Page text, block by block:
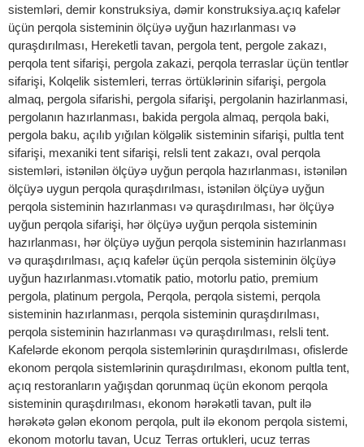
sistemləri, demir konstruksiya, dəmir konstruksiya.açıq kafelər
üçün perqola sisteminin ölçüyə uyğun hazırlanması və
quraşdırılması, Hereketli tavan, pergola tent, pergole zakazı,
perqola tent sifarişi, pergola zakazi, perqola terraslar üçün tentlər
sifarişi, Kolqelik sistemleri, terras örtüklərinin sifarişi, pergola
almaq, pergola sifarishi, pergola sifarişi, pergolanin hazirlanmasi,
pergolanın hazırlanması, bakida pergola almaq, perqola baki,
pergola baku, açılıb yığılan kölgəlik sisteminin sifarişi, pultla tent
sifarişi, mexaniki tent sifarişi, relsli tent zakazı, oval perqola
sistemləri, istənilən ölçüyə uyğun perqola hazırlanması, istənilən
ölçüyə uygun perqola quraşdırılması, istənilən ölçüyə uyğun
perqola sisteminin hazırlanması və quraşdırılması, hər ölçüyə
uyğun perqola sifarişi, hər ölçüyə uyğun perqola sisteminin
hazırlanması, hər ölçüyə uyğun perqola sisteminin hazırlanması
və quraşdırılması, açıq kafelər üçün perqola sisteminin ölçüyə
uyğun hazırlanması.vtomatik patio, motorlu patio, premium
pergola, platinum pergola, Perqola, perqola sistemi, perqola
sisteminin hazırlanması, perqola sisteminin quraşdırılması,
perqola sisteminin hazırlanması və quraşdırılması, relsli tent.
Kafelərde ekonom perqola sistemlərinin quraşdırılması, ofislerde
ekonom perqola sistemlərinin quraşdırılması, ekonom pultla tent,
açıq restoranların yağışdan qorunmaq üçün ekonom perqola
sisteminin quraşdırılması, ekonom hərəkətli tavan, pult ilə
hərəkətə gələn ekonom perqola, pult ilə ekonom perqola sistemi,
ekonom motorlu tavan, Ucuz Terras ortukleri, ucuz terras